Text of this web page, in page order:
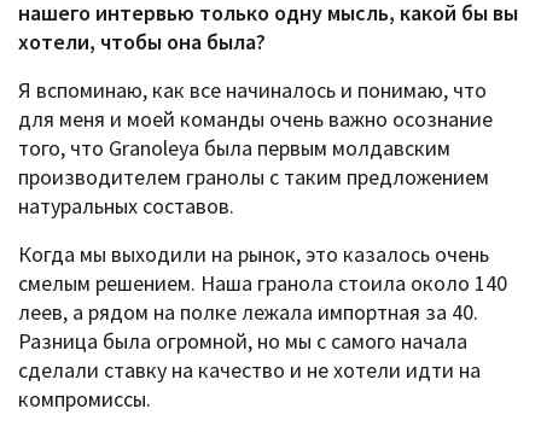
нашего интервью только одну мысль, какой бы вы
хотели, чтобы она была?
Я вспоминаю, как все начиналось и понимаю, что
для меня и моей команды очень важно осознание
того, что Granoleya была первым молдавским
производителем гранолы с таким предложением
натуральных составов.
Когда мы выходили на рынок, это казалось очень
смелым решением. Наша гранола стоила около 140
леев, а рядом на полке лежала импортная за 40.
Разница была огромной, но мы с самого начала
сделали ставку на качество и не хотели идти на
компромиссы.